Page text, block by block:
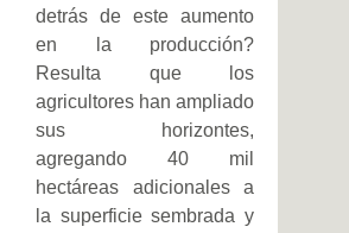
detrás de este aumento
en la producción?
Resulta que los
agricultores han ampliado
sus horizontes,
agregando 40 mil
hectáreas adicionales a
la superficie sembrada y